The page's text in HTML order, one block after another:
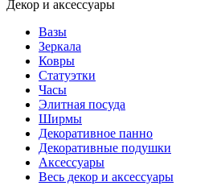
Вазы
Зеркала
Ковры
Статуэтки
Часы
Элитная посуда
Ширмы
Декоративное панно
Декоративные подушки
Аксессуары